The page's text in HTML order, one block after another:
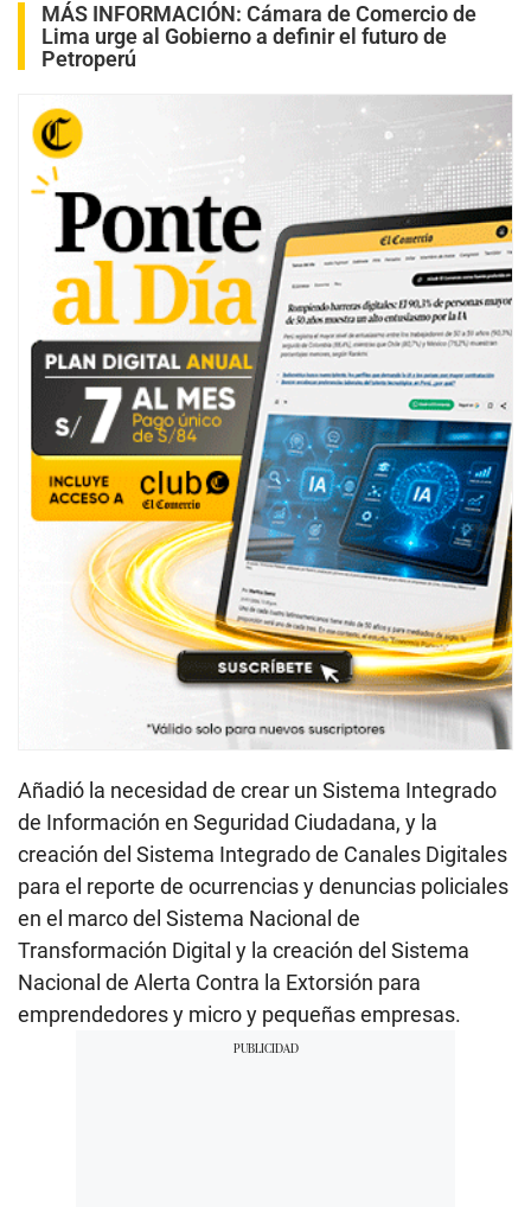
MÁS INFORMACIÓN: Cámara de Comercio de
Lima urge al Gobierno a definir el futuro de
Petroperú
Añadió la necesidad de crear un Sistema Integrado
de Información en Seguridad Ciudadana, y la
creación del Sistema Integrado de Canales Digitales
para el reporte de ocurrencias y denuncias policiales
en el marco del Sistema Nacional de
Transformación Digital y la creación del Sistema
Nacional de Alerta Contra la Extorsión para
emprendedores y micro y pequeñas empresas.